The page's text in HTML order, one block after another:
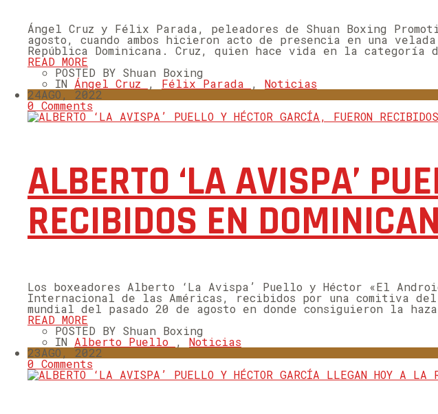
Ángel Cruz y Félix Parada, peleadores de Shuan Boxing
agosto, cuando ambos hicieron acto de presencia en una
República Dominicana. Cruz, quien hace vida en la categoría
READ MORE
POSTED BY Shuan Boxing
IN Ángel Cruz , Félix Parada , Noticias
24AGO, 2022
0 Comments
ALBERTO ‘LA AVISPA’
RECIBIDOS EN
Los boxeadores Alberto ‘La Avispa’ Puello y Héctor «El
Internacional de las Américas, recibidos por una comitiva del
mundial del pasado 20 de agosto en donde consiguieron la
READ MORE
POSTED BY Shuan Boxing
IN Alberto Puello , Noticias
23AGO, 2022
0 Comments